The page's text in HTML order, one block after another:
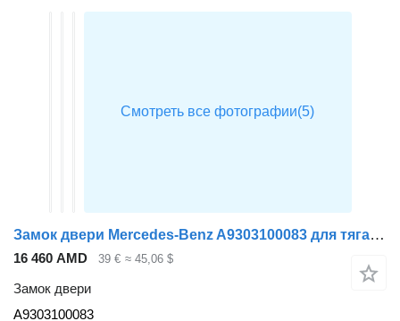
Замок двери Mercedes-Benz A9303100083 для тягача Mercedes-Benz ACTROS MP3
16 460 AMD 39 € ≈ 45,06 $
Замок двери
A9303100083